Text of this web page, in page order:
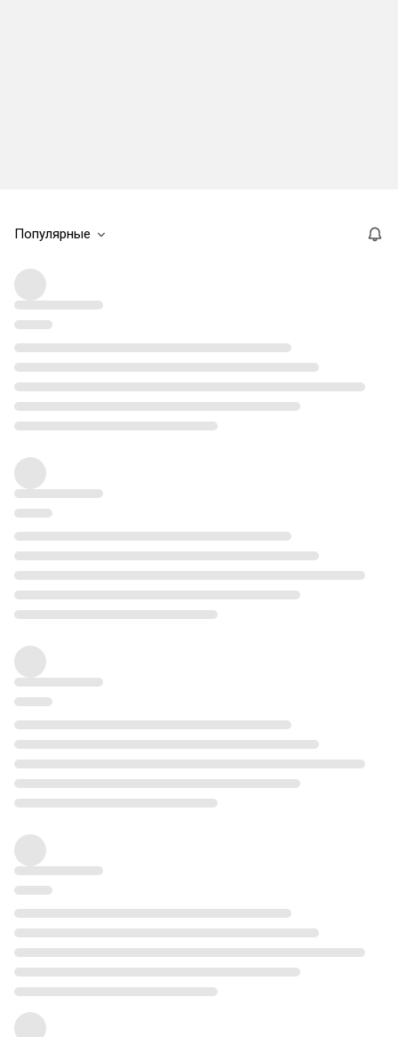
Популярные